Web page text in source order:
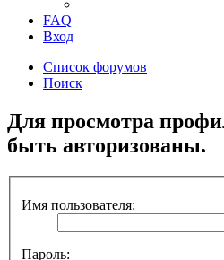
FAQ
Вход
Список форумов
Поиск
Для просмотра
быть авторизованы.
Имя пользователя:
Пароль: